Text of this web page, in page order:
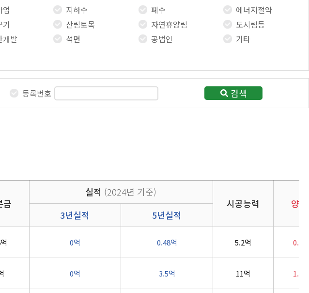
업 지하수 폐수
에너지절약
기 산림토목 자연휴양림
도시림등
개발 석면 공법인
기타
등록번호 검색
금
실적 (2024년 기준)
3년실적
5년실적
시공능력 양
0억 0.48억 5.2억 0.73
0억 3.5억 11억 1.45